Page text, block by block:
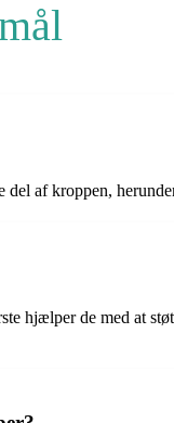
af kroppen,
hjælper de med at